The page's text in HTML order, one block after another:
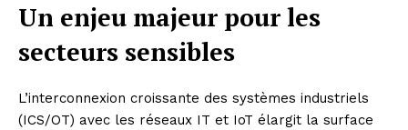
Un enjeu majeur pour les
secteurs sensibles
L’interconnexion croissante des systèmes industriels
(ICS/OT) avec les réseaux IT et IoT élargit la surface